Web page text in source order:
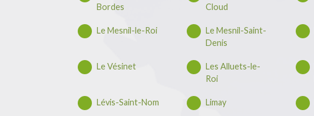
Bordes
Cloud
Le Mesnil-le-Roi
Le Mesnil-Saint-
Denis
Le Vésinet
Les Alluets-le-
Roi
Lévis-Saint-Nom Limay